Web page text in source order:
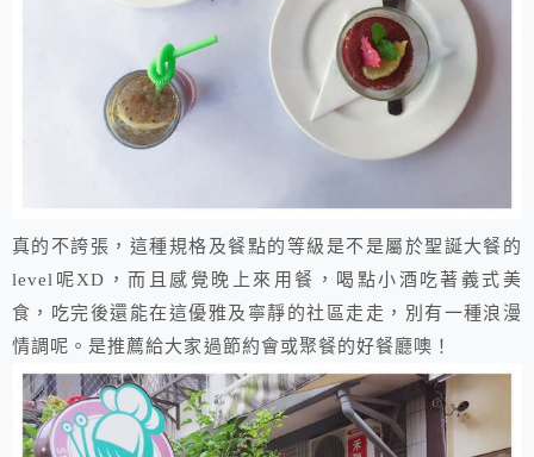
真的不誇張，這種規格及餐點的等級是不是屬於聖誕大餐的
level呢XD，而且感覺晚上來用餐，喝點小酒吃著義式美
食，吃完後還能在這優雅及寧靜的社區走走，別有一種浪漫
情調呢。是推薦給大家過節約會或聚餐的好餐廳噢！